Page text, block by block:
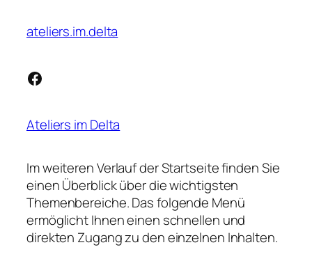
ateliers.im.delta
Facebook
Ateliers im Delta
Im weiteren Verlauf der Startseite finden Sie
einen Überblick über die wichtigsten
Themenbereiche. Das folgende Menü
ermöglicht Ihnen einen schnellen und
direkten Zugang zu den einzelnen Inhalten.